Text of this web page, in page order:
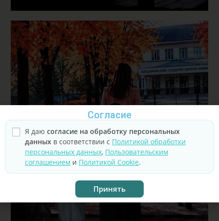
Согласие
Я даю согласие на обработку персональных
данных в соответствии с Политикой обработки
персональных данных, Пользовательским
соглашением и Политикой Cookie.
Принять